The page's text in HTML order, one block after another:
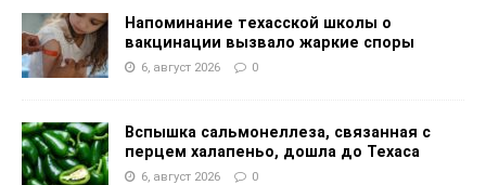
Напоминание техасской школы о
вакцинации вызвало жаркие споры
6, август 2026 0
Вспышка сальмонеллеза, связанная с
перцем халапеньо, дошла до Техаса
6, август 2026 0